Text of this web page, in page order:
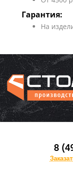
Гарантия:
На
8